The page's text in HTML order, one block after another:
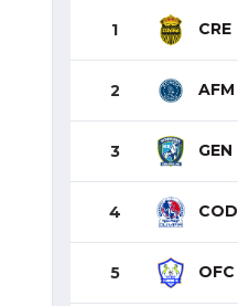
1 CRE
2 AFM
3 GEN
4 COD
5 OFC